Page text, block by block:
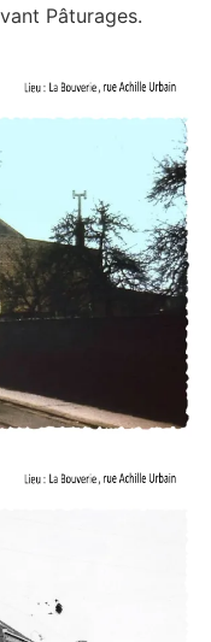
Pâturages.